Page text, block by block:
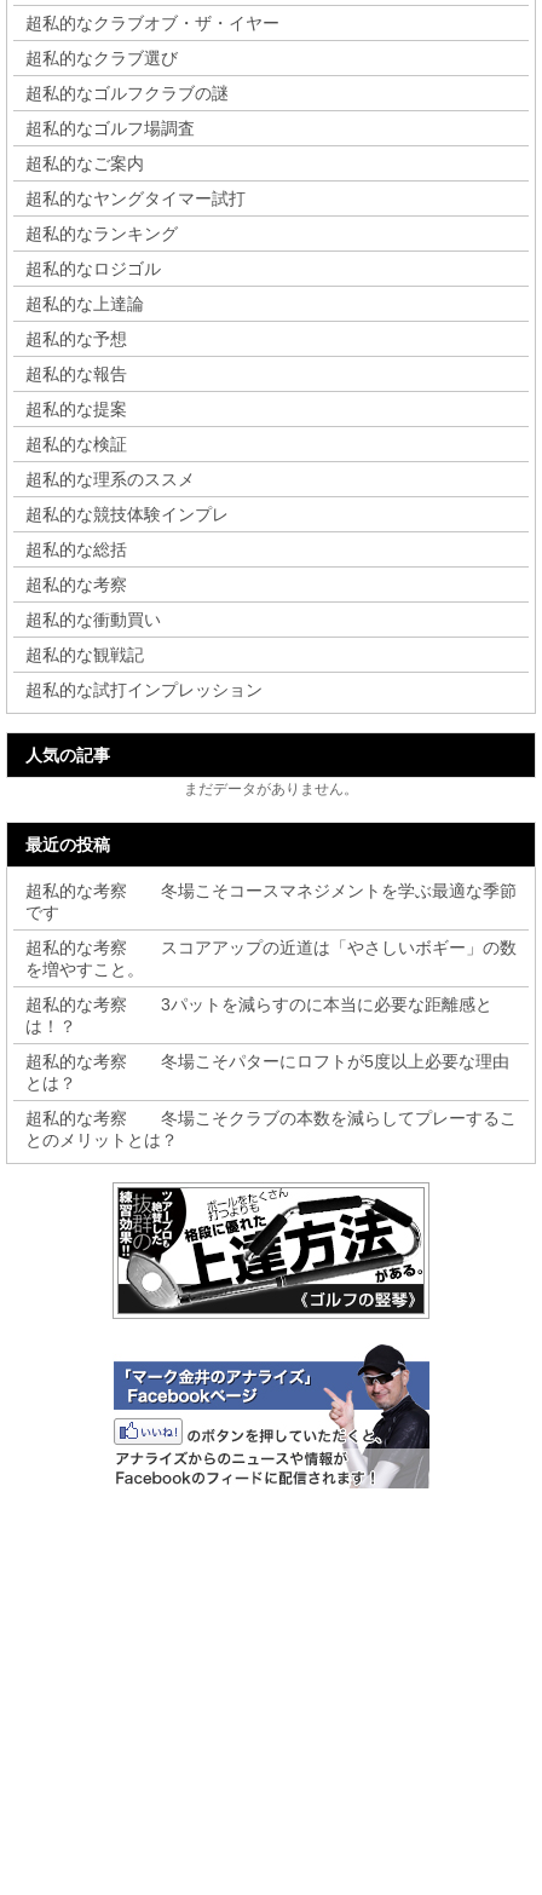
超私的なクラブオブ・ザ・イヤー
超私的なクラブ選び
超私的なゴルフクラブの謎
超私的なゴルフ場調査
超私的なご案内
超私的なヤングタイマー試打
超私的なランキング
超私的なロジゴル
超私的な上達論
超私的な予想
超私的な報告
超私的な提案
超私的な検証
超私的な理系のススメ
超私的な競技体験インプレ
超私的な総括
超私的な考察
超私的な衝動買い
超私的な観戦記
超私的な試打インプレッション
人気の記事
まだデータがありません。
最近の投稿
超私的な考察 冬場こそコースマネジメントを学ぶ最適な季節
です
超私的な考察 スコアアップの近道は「やさしいボギー」の数
を増やすこと。
超私的な考察 3パットを減らすのに本当に必要な距離感と
は！？
超私的な考察 冬場こそパターにロフトが5度以上必要な理由
とは？
超私的な考察 冬場こそクラブの本数を減らしてプレーするこ
とのメリットとは？